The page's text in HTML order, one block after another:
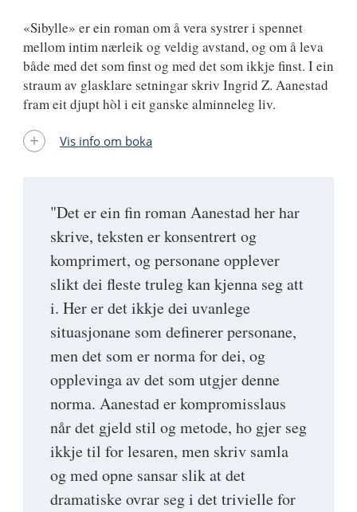
"Det er ein fin roman Aanestad her har
skrive, teksten er konsentrert og
komprimert, og personane opplever
slikt dei fleste truleg kan kjenna seg att
i. Her er det ikkje dei uvanlege
situasjonane som definerer personane,
men det som er norma for dei, og
opplevinga av det som utgjer denne
norma. Aanestad er kompromisslaus
når det gjeld stil og metode, ho gjer seg
ikkje til for lesaren, men skriv samla
og med opne sansar slik at det
dramatiske ovrar seg i det trivielle for
«Sibylle» er ein roman om å vera systrer i spennet
mellom intim nærleik og veldig avstand, og om å leva
både med det som finst og med det som ikkje finst. I ein
straum av glasklare setningar skriv Ingrid Z. Aanestad
fram eit djupt hòl i eit ganske alminneleg liv.
Vis info om boka